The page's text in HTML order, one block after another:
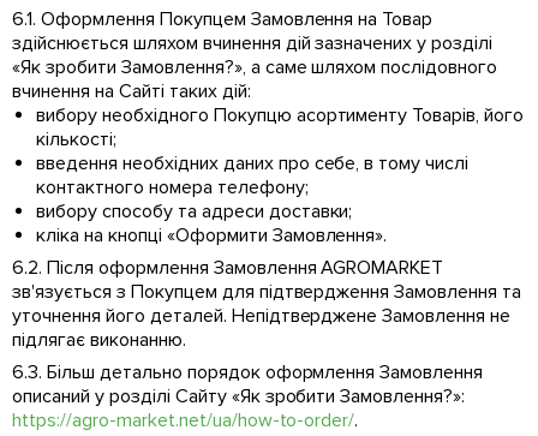
6.1. Оформлення Покупцем Замовлення на Товар
здійснюється шляхом вчинення дій зазначених у розділі
«Як зробити Замовлення?», а саме шляхом послідовного
вчинення на Сайті таких дій:
вибору необхідного Покупцю асортименту Товарів, його
кількості;
введення необхідних даних про себе, в тому числі
контактного номера телефону;
вибору способу та адреси доставки;
кліка на кнопці «Оформити Замовлення».
6.2. Після оформлення Замовлення AGROMARKET
зв'язується з Покупцем для підтвердження Замовлення та
уточнення його деталей. Непідтверджене Замовлення не
підлягає виконанню.
6.3. Більш детально порядок оформлення Замовлення
описаний у розділі Сайту «Як зробити Замовлення?»:
https://agro-market.net/ua/how-to-order/.